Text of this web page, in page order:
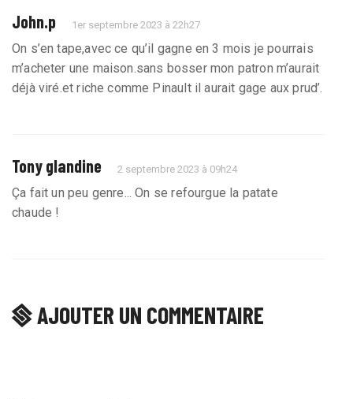
John.p 1er septembre 2023 à 22h27
On s’en tape,avec ce qu’il gagne en 3 mois je pourrais
m’acheter une maison.sans bosser mon patron m’aurait
déjà viré.et riche comme Pinault il aurait gage aux prud’.
Tony glandine 2 septembre 2023 à 09h24
Ça fait un peu genre... On se refourgue la patate
chaude !
AJOUTER UN COMMENTAIRE